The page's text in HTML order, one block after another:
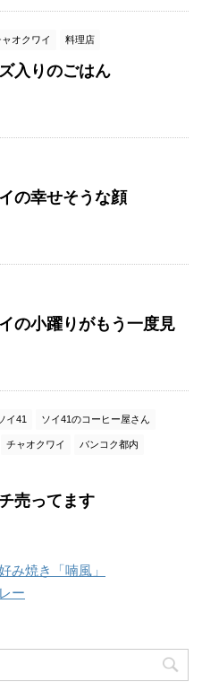
ャオクワイ 料理店
入りのごはん
の幸せそうな顔
の小躍りがもう一度見
イ41 ソイ41のコーヒー屋さん
チャオクワイ バンコク都内
売ってます
み焼き「喃風」
ー